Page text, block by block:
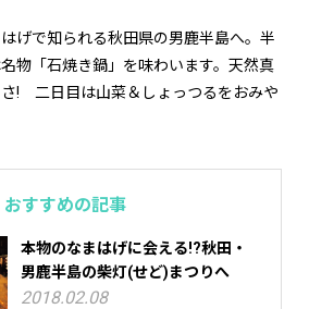
げで知られる秋田県の男鹿半島へ。半
物「石焼き鍋」を味わいます。天然真
! 二日目は山菜＆しょっつるをおみや
おすすめの記事
本物のなまはげに会える!?秋田・
男鹿半島の柴灯(せど)まつりへ
2018.02.08